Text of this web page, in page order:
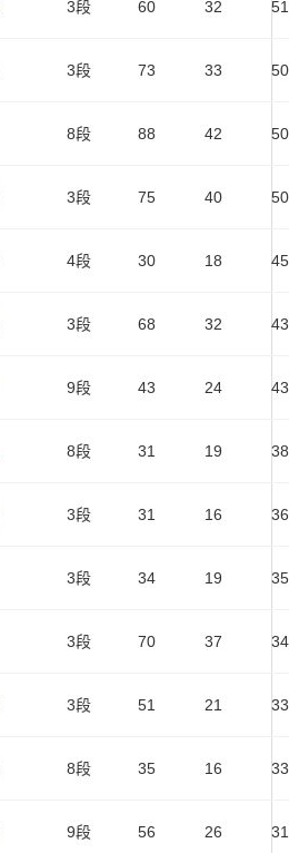
3段 60 32
3段 73 33
8段 88 42
3段 75 40
4段 30 18
3段 68 32
9段 43 24
8段 31 19
3段 31 16
3段 34 19
3段 70 37
3段 51 21
8段 35 16
9段 56 26